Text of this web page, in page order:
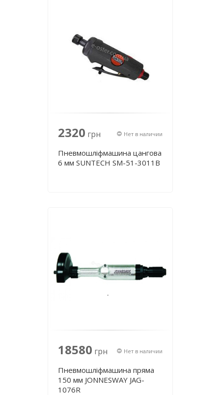
2320 грн Нет в наличии
Пневмошліфмашина цангова
6 мм SUNTECH SM-51-3011B
18580 грн Нет в наличии
Пневмошліфмашина пряма
150 мм JONNESWAY JAG-
1076R